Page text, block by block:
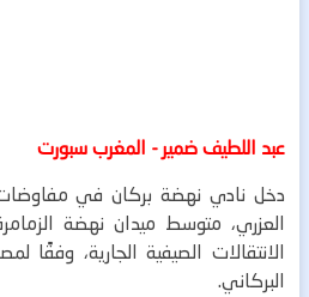
عبد اللطيف ضمير - المغرب سبورت
دخل نادي نهضة بركان في
العزري، متوسط ميدان نهضة
الانتقالات الصيفية الجارية، وفقًا
البركاني.